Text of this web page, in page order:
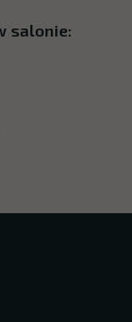
salonie: